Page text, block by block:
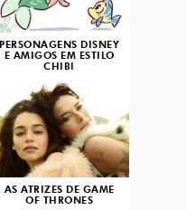
PERSONAGENS DISNEY
E AMIGOS EM ESTILO
CHIBI
AS ATRIZES DE GAME
OF THRONES